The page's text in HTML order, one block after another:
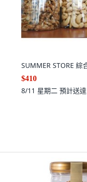
SUMMER STORE 綜
$410
8/11 星期二 預計送達